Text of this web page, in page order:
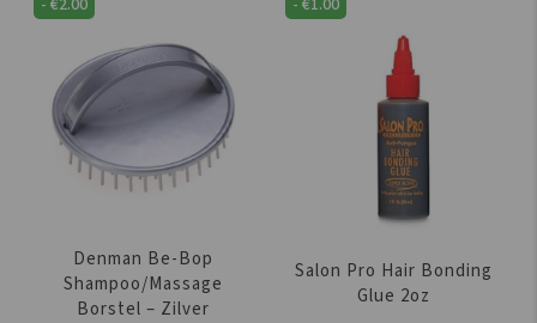
Glue
1oz/30ml
aantal
Brush
aantal
-€2.00
Denman Be-Bop
Shampoo/Massage
Borstel – Zilver
-€1.00
Salon Pro Hair Bonding
Glue 2oz